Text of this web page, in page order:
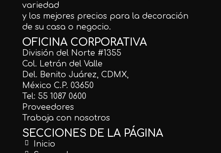
variedad
y los mejores precios para la decoración
de su casa o negocio.
OFICINA CORPORATIVA
División del Norte #1355
Col. Letrán del Valle
Del. Benito Juárez, CDMX,
México C.P. 03650
Tel: 55 1087 0600
Proveedores
Trabaja con nosotros
SECCIONES DE LA PÁGINA
Inicio